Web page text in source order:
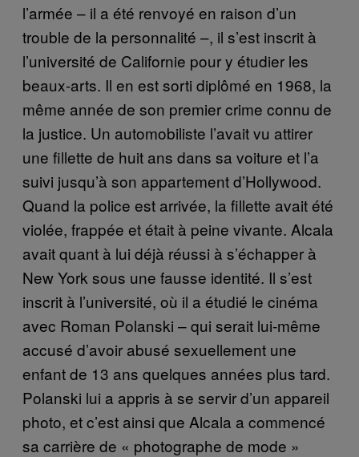
l’armée – il a été renvoyé en raison d’un
trouble de la personnalité –, il s’est inscrit à
l’université de Californie pour y étudier les
beaux-arts. Il en est sorti diplômé en 1968, la
même année de son premier crime connu de
la justice. Un automobiliste l’avait vu attirer
une fillette de huit ans dans sa voiture et l’a
suivi jusqu’à son appartement d’Hollywood.
Quand la police est arrivée, la fillette avait été
violée, frappée et était à peine vivante. Alcala
avait quant à lui déjà réussi à s’échapper à
New York sous une fausse identité. Il s’est
inscrit à l’université, où il a étudié le cinéma
avec Roman Polanski – qui serait lui-même
accusé d’avoir abusé sexuellement une
enfant de 13 ans quelques années plus tard.
Polanski lui a appris à se servir d’un appareil
photo, et c’est ainsi que Alcala a commencé
sa carrière de « photographe de mode »